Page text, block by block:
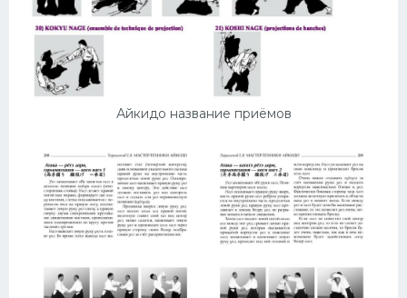
Айкидо название приёмов